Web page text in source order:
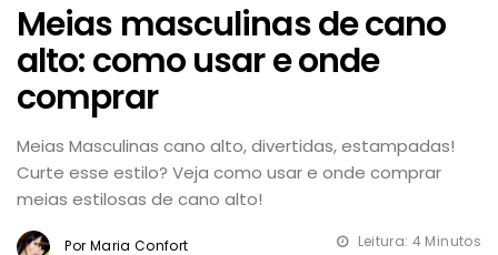
Meias masculinas de cano
alto: como usar e onde
comprar
Meias Masculinas cano alto, divertidas, estampadas!
Curte esse estilo? Veja como usar e onde comprar
meias estilosas de cano alto!
Por Maria Confort Leitura: 4 Minutos